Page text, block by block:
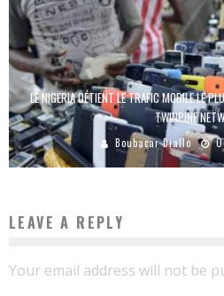
LE NIGERIA DÉTIENT LE TRAFIC MOBILE LE
TWINPINE
Boubacar Diallo
LEAVE A REPLY
Your email address will not be